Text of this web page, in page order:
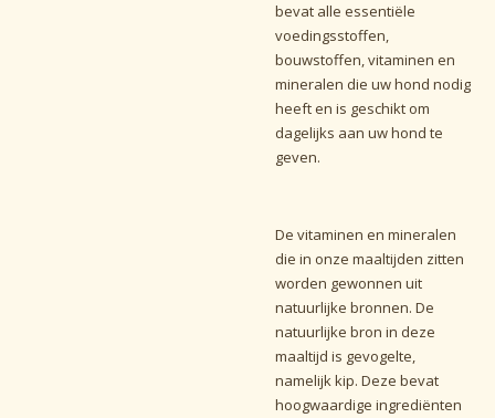
bevat alle essentiële
voedingsstoffen,
bouwstoffen, vitaminen en
mineralen die uw hond nodig
heeft en is geschikt om
dagelijks aan uw hond te
geven.
De vitaminen en mineralen
die in onze maaltijden zitten
worden gewonnen uit
natuurlijke bronnen. De
natuurlijke bron in deze
maaltijd is gevogelte,
namelijk kip. Deze bevat
hoogwaardige ingrediënten